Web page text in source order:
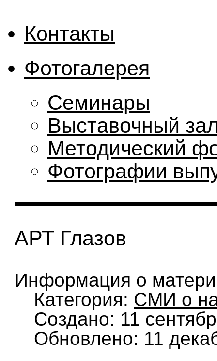
Контакты
Фотогалерея
Семинары
Выставочный
Методический
Фотографии
АРТ Глазов
Информация о
Категория: СМИ о
Создано: 11
Обновлено: 11